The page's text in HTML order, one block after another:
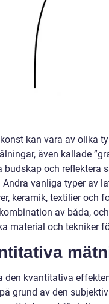
kan vara av olika
även kallade
budskap och reflektera
Andra vanliga typer av
keramik, textilier och
av båda,
material och tekniker
den kvantitativa
grund av den